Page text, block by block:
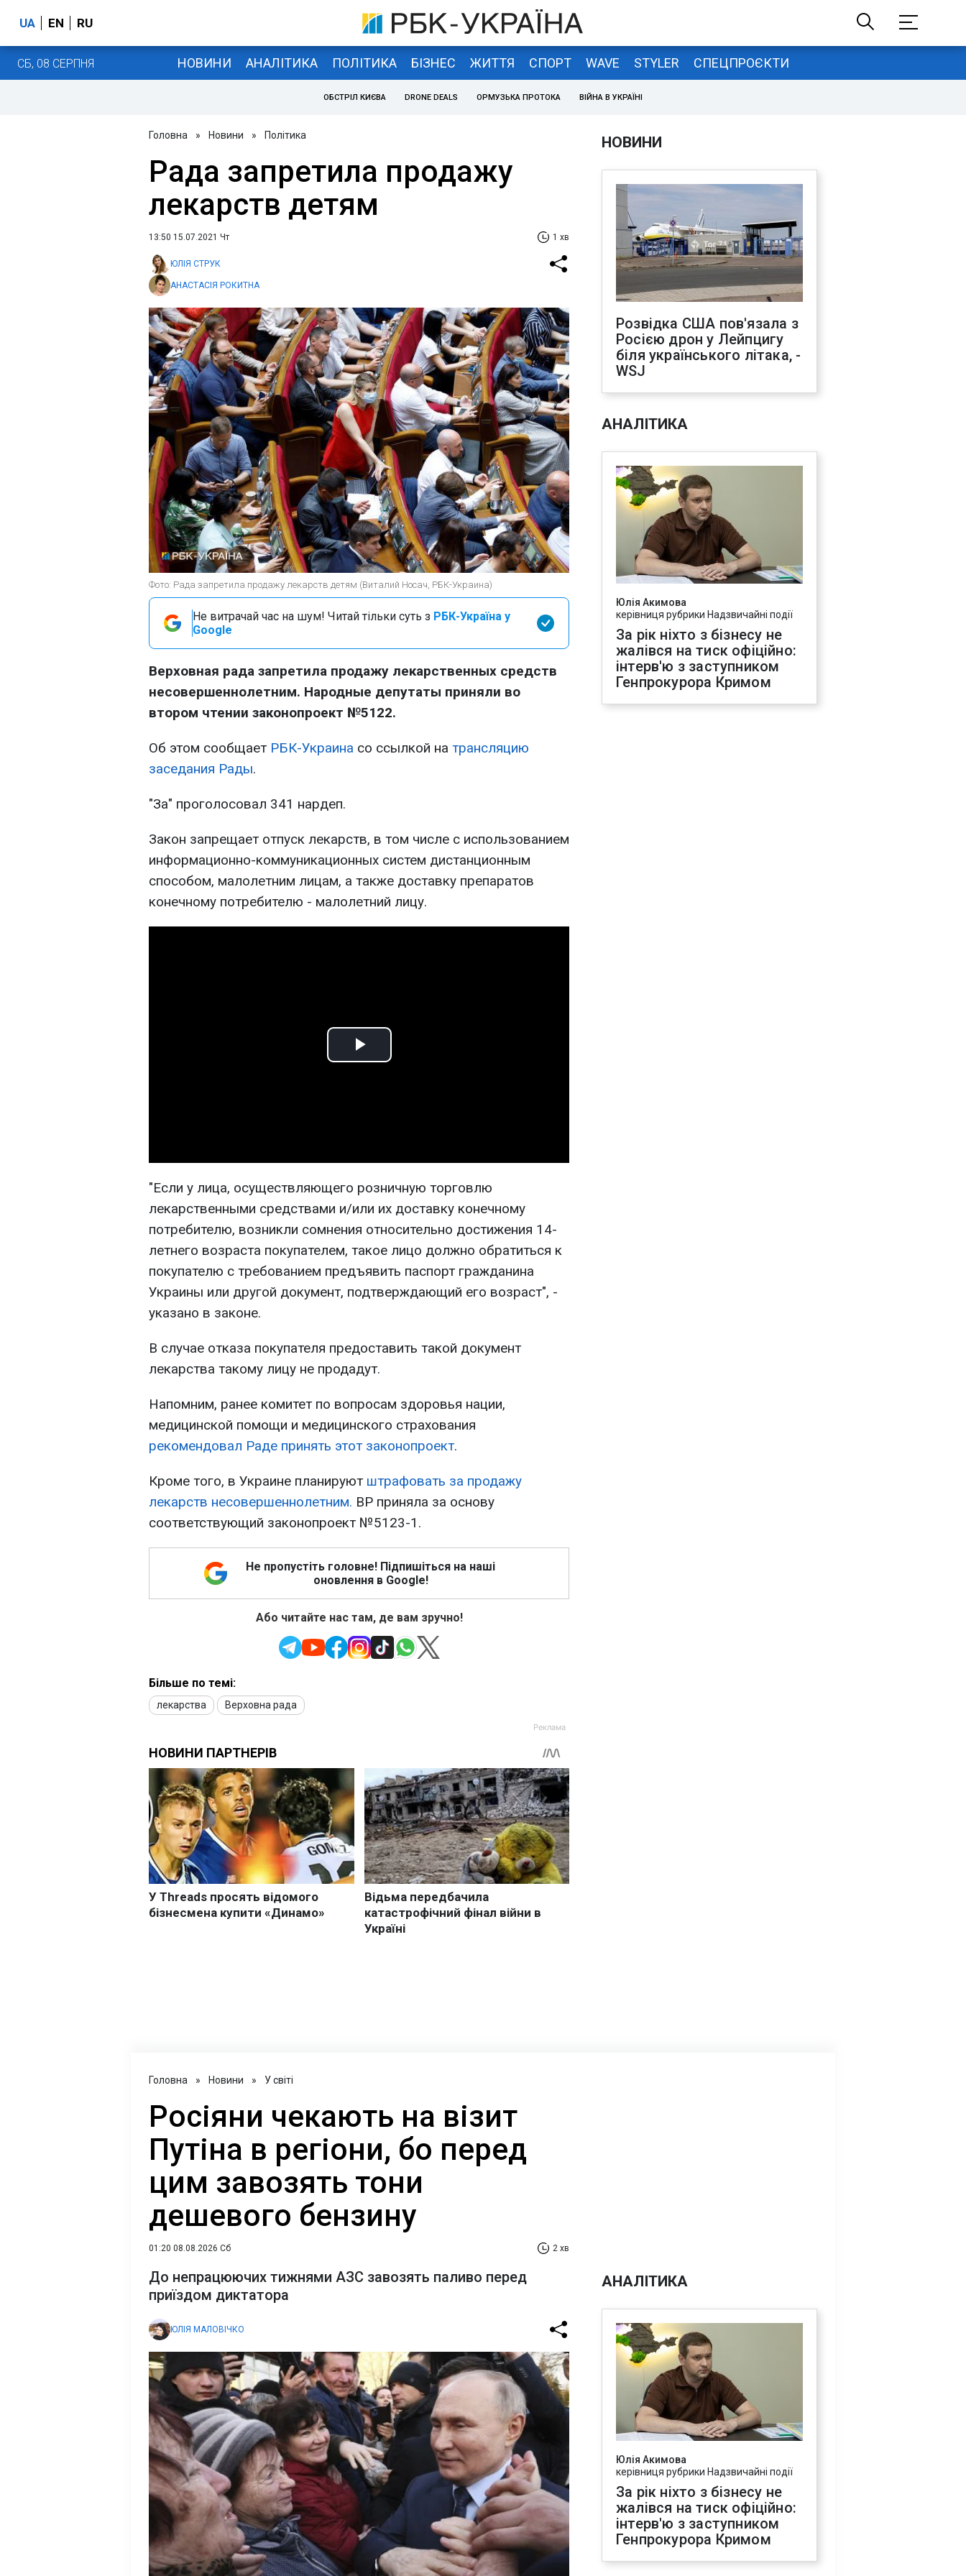
UA EN RU
СБ, 08 СЕРПНЯ НОВИНИ АНАЛІТИКА ПОЛІТИКА БІЗНЕС ЖИТТЯ СПОРТ WAVE STYLER СПЕЦПРОЄКТИ
ОБСТРІЛ КИЄВА DRONE DEALS ОРМУЗЬКА ПРОТОКА ВІЙНА В УКРАЇНІ
Головна » Новини » Політика
Рада запретила продажу
лекарств детям
13:50 15.07.2021 Чт 1 хв
ЮЛІЯ СТРУК
АНАСТАСІЯ РОКИТНА
Фото: Рада запретила продажу лекарств детям (Виталий Носач, РБК-Украина)
Не витрачай час на шум! Читай тільки суть з РБК-Україна у
Google
Верховная рада запретила продажу лекарственных средств
несовершеннолетним. Народные депутаты приняли во
втором чтении законопроект №5122.
Об этом сообщает РБК-Украина со ссылкой на трансляцию
заседания Рады.
"За" проголосовал 341 нардеп.
Закон запрещает отпуск лекарств, в том числе с использованием
информационно-коммуникационных систем дистанционным
способом, малолетним лицам, а также доставку препаратов
конечному потребителю - малолетний лицу.
Play
"Если у лица, осуществляющего розничную торговлю
лекарственными средствами и/или их доставку конечному
потребителю, возникли сомнения относительно достижения 14-
летнего возраста покупателем, такое лицо должно обратиться к
покупателю с требованием предъявить паспорт гражданина
Украины или другой документ, подтверждающий его возраст", -
указано в законе.
В случае отказа покупателя предоставить такой документ
лекарства такому лицу не продадут.
Напомним, ранее комитет по вопросам здоровья нации,
медицинской помощи и медицинского страхования
рекомендовал Раде принять этот законопроект.
Кроме того, в Украине планируют штрафовать за продажу
лекарств несовершеннолетним. ВР приняла за основу
соответствующий законопроект №5123-1.
Не пропустіть головне! Підпишіться на наші
оновлення в Google!
Або читайте нас там, де вам зручно!
Більше по темі:
лекарства Верховна рада
НОВИНИ
Розвідка США пов'язала з
Росією дрон у Лейпцигу
біля українського літака, -
WSJ
АНАЛІТИКА
Юлія Акимова
керівниця рубрики Надзвичайні події
За рік ніхто з бізнесу не
жалівся на тиск офіційно:
інтерв'ю з заступником
Генпрокурора Кримом
Головна » Новини » У світі
Росіяни чекають на візит
Путіна в регіони, бо перед
цим завозять тони
дешевого бензину
01:20 08.08.2026 Сб 2 хв
До непрацюючих тижнями АЗС завозять паливо перед
приїздом диктатора
ЮЛІЯ МАЛОВІЧКО
АНАЛІТИКА
Юлія Акимова
керівниця рубрики Надзвичайні події
За рік ніхто з бізнесу не
жалівся на тиск офіційно:
інтерв'ю з заступником
Генпрокурора Кримом